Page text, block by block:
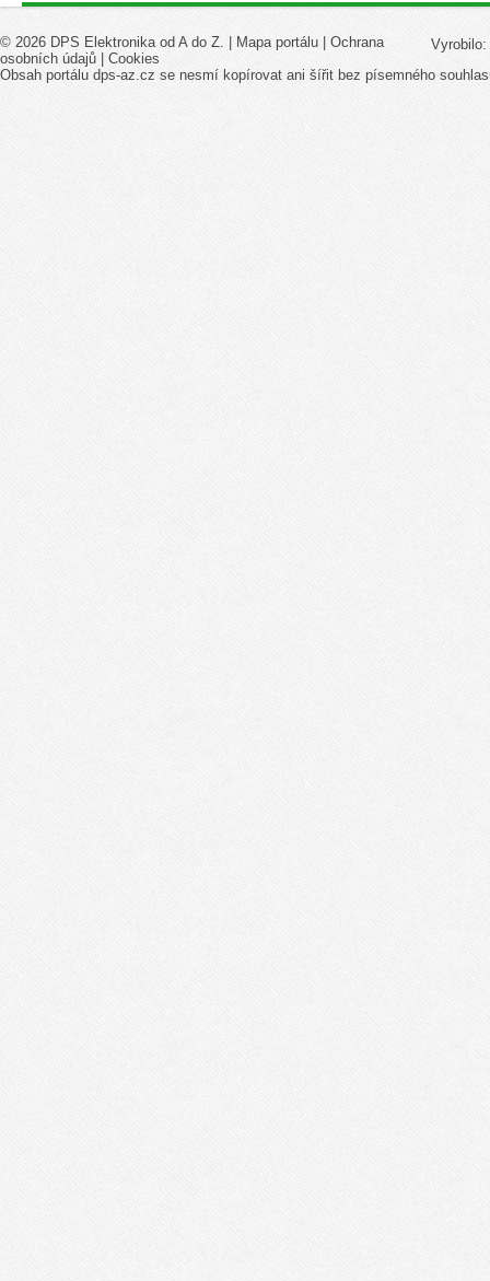
Vyrobilo:
© 2026 DPS Elektronika od A do Z. | Mapa portálu
Ochrana
osobních údajů
Cookies
Obsah portálu dps-az.cz se nesmí kopírovat ani šířit bez písemného